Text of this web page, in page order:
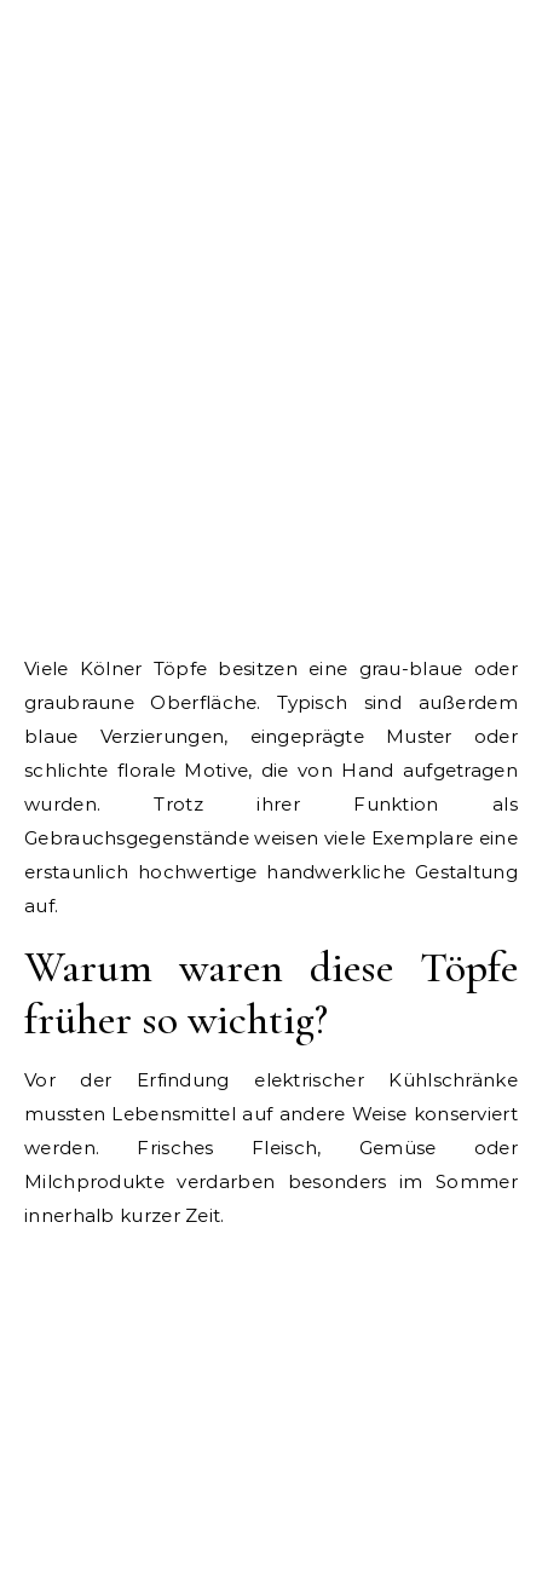
Viele Kölner Töpfe besitzen eine grau-blaue oder
graubraune Oberfläche. Typisch sind außerdem
blaue Verzierungen, eingeprägte Muster oder
schlichte florale Motive, die von Hand aufgetragen
wurden. Trotz ihrer Funktion als
Gebrauchsgegenstände weisen viele Exemplare eine
erstaunlich hochwertige handwerkliche Gestaltung
auf.
Warum waren diese Töpfe
früher so wichtig?
Vor der Erfindung elektrischer Kühlschränke
mussten Lebensmittel auf andere Weise konserviert
werden. Frisches Fleisch, Gemüse oder
Milchprodukte verdarben besonders im Sommer
innerhalb kurzer Zeit.